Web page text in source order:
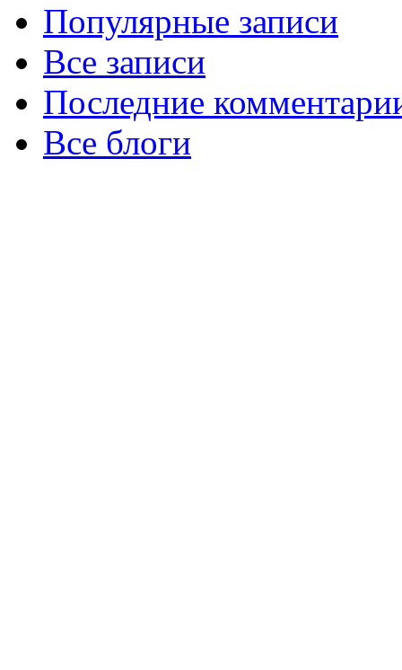
Популярные записи
Все записи
Последние
Все блоги